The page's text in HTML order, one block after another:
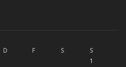
D F S
S
1